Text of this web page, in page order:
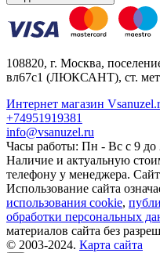
108820, г. Москва,
вл67с1 (ЛЮКСАНТ), ст.
Интернет магазин
+74951919381
info@vsanuzel.ru
Часы работы: Пн - Вс с 9 до
Наличие и актуальную
телефону у менеджера.
Использование сайта
использования cookie,
обработки персональных
материалов сайта без
© 2003-2024. Карта сайта